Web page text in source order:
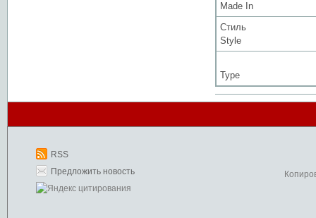
Made In
Стиль
Style
Type
RSS
Предложить новость